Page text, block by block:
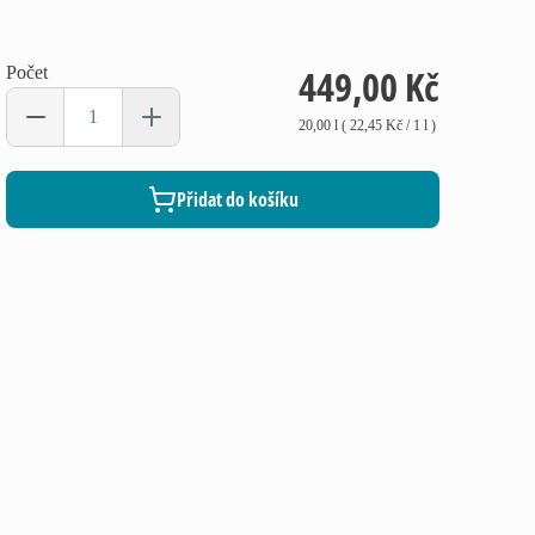
Počet 449,00 Kč
20,00 l( 22,45 Kč/ 1 l)
Přidat do košíku